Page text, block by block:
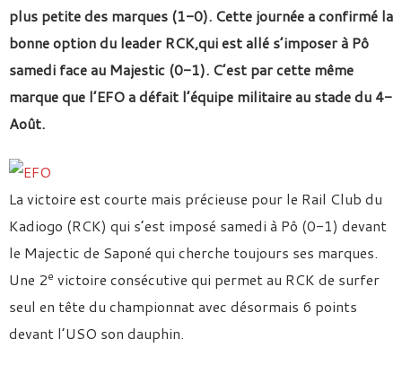
plus petite des marques (1-0). Cette journée a confirmé la
bonne option du leader RCK,qui est allé s’imposer à Pô
samedi face au Majestic (0-1). C’est par cette même
marque que l’EFO a défait l’équipe militaire au stade du 4-
Août.
La victoire est courte mais précieuse pour le Rail Club du
Kadiogo (RCK) qui s’est imposé samedi à Pô (0-1) devant
le Majectic de Saponé qui cherche toujours ses marques.
Une 2e victoire consécutive qui permet au RCK de surfer
seul en tête du championnat avec désormais 6 points
devant l’USO son dauphin.